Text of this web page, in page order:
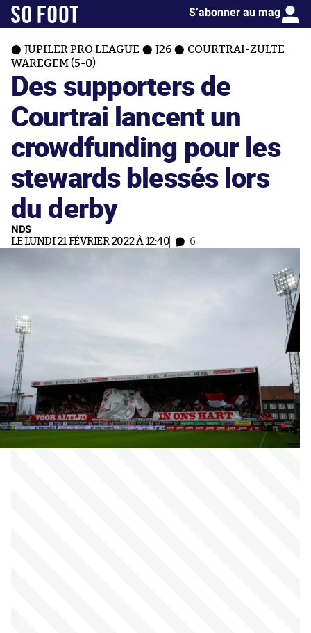
S’abonner au mag
JUPILER PRO LEAGUE J26
COURTRAI-ZULTE
WAREGEM (5-0)
Des supporters de
Courtrai lancent un
crowdfunding pour les
stewards blessés lors
du derby
NDS
LE LUNDI 21 FÉVRIER 2022 À 12:40 6